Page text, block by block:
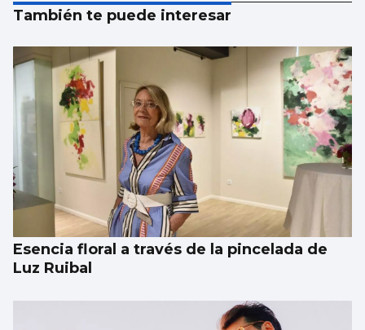
También te puede interesar
Esencia floral a través de la pincelada de
Luz Ruibal